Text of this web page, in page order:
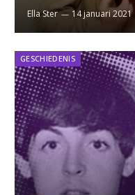
Ella Ster 14 januari 2021
GESCHIEDENIS